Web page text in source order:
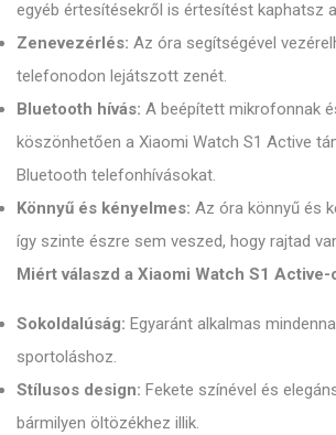
egyéb értesítésekről is értesítést kaphatsz
Zenevezérlés: Az óra segítségével
telefonodon lejátszott zenét.
Bluetooth hívás: A beépített mikrofonnak
köszönhetően a Xiaomi Watch S1 Active
Bluetooth telefonhívásokat.
Könnyű és kényelmes: Az óra könnyű és
így szinte észre sem veszed, hogy rajtad
Miért válaszd a Xiaomi Watch S1 Active-
Sokoldalúság: Egyaránt alkalmas
sportoláshoz.
Stílusos design: Fekete színével és
bármilyen öltözékhez illik.